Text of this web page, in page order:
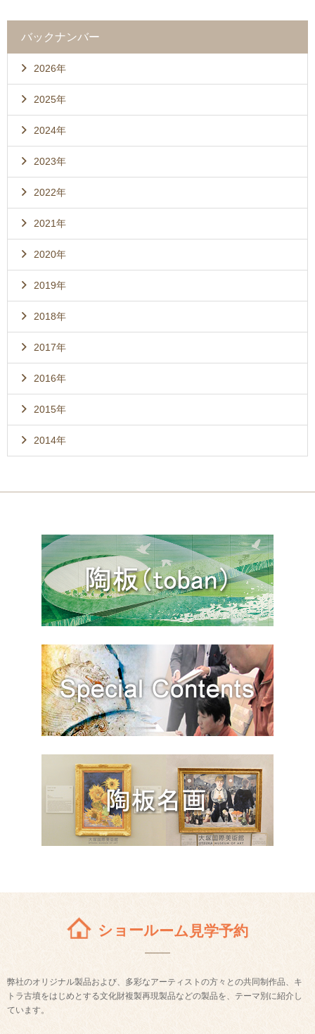
バックナンバー
2026年
2025年
2024年
2023年
2022年
2021年
2020年
2019年
2018年
2017年
2016年
2015年
2014年
ショールーム見学予約
弊社のオリジナル製品および、多彩なアーティストの方々との共同制作品、キ
トラ古墳をはじめとする文化財複製再現製品などの製品を、テーマ別に紹介し
ています。